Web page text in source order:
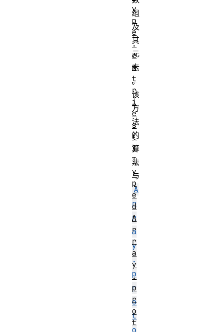
组
及
其
元
素
。
该
方
法
的
算
法
与
A
r
r
a
y
.
p
r
o
t
o
y
p
e
.
e
n
t
r
i
e
s
(
)
T
y
p
e
d
A
r
r
a
y
.
p
r
o
t